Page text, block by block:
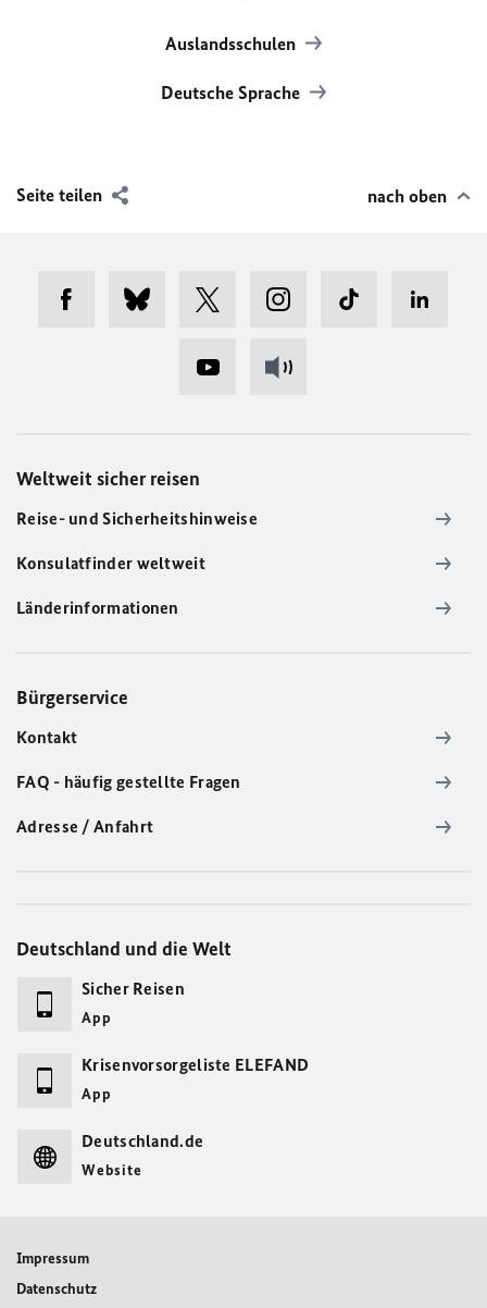
Auslandsschulen
Deutsche Sprache
Seite teilen nach oben
Weltweit sicher reisen
Reise- und Sicherheitshinweise
Konsulatfinder weltweit
Länderinformationen
Bürgerservice
Kontakt
FAQ - häufig gestellte Fragen
Adresse / Anfahrt
Deutschland und die Welt
Sicher Reisen
App
Krisenvorsorgeliste ELEFAND
App
Deutschland.de
Website
Impressum
Datenschutz